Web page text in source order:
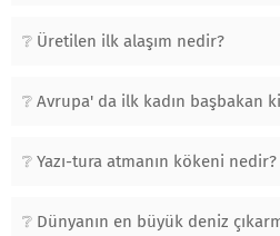
Üretilen ilk alaşım nedir?
Avrupa' da ilk kadın başbakan
Yazı-tura atmanın kökeni nedir?
Dünyanın en büyük deniz